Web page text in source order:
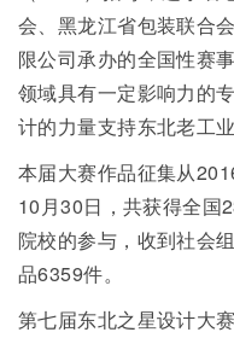
会、黑龙江省包装联合
限公司承办的全国性赛
领域具有一定影响力的
计的力量支持东北老工
本届大赛作品征集从
10月30日，共获得全国
院校的参与，收到社会
品6359件。
第七届东北之星设计大